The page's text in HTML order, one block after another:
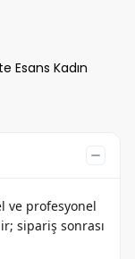
Esans Kadın
ve profesyonel
sipariş sonrası